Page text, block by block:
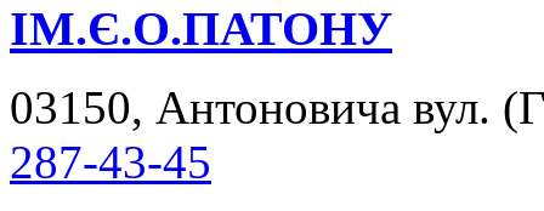
ІМ.Є.О.ПАТОНУ
03150, Антоновича вул.
287-43-45